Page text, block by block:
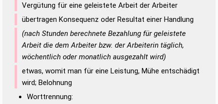
Vergütung für eine geleistete Arbeit der Arbeiter
übertragen Konsequenz oder Resultat einer Handlung
(nach Stunden berechnete Bezahlung für geleistete
Arbeit die dem Arbeiter bzw. der Arbeiterin täglich,
wöchentlich oder monatlich ausgezahlt wird)
etwas, womit man für eine Leistung, Mühe entschädigt
wird; Belohnung
Worttrennung: